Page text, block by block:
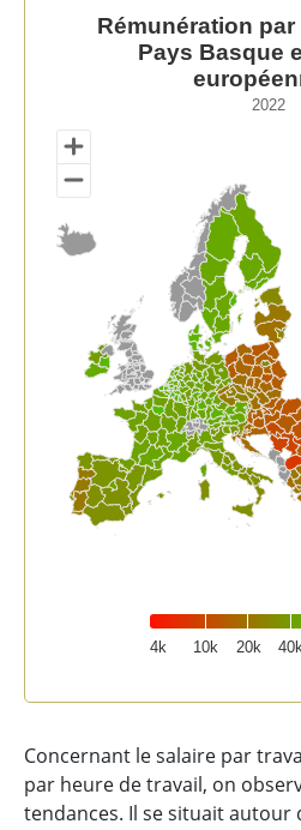
Rémunération par
Map of unspecified region
View as data table,
Rémunération par
Pays Basque
2022
4k 10k 20k
Concernant le salaire par
par heure de travail, on
tendances. Il se situait autour